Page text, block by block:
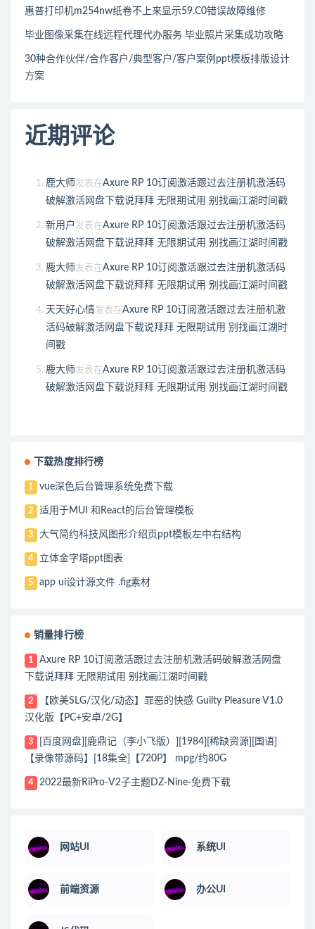
惠普打印机m254nw纸卷不上来显示59.C0错误故障维修
毕业图像采集在线远程代理代办服务 毕业照片采集成功攻略
30种合作伙伴/合作客户/典型客户/客户案例ppt模板排版设计
方案
近期评论
鹿大师发表在Axure RP 10订阅激活跟过去注册机激活码
破解激活网盘下载说拜拜 无限期试用 别找画江湖时间戳
新用户 发表在Axure RP 10订阅激活跟过去注册机激活码
破解激活网盘下载说拜拜 无限期试用 别找画江湖时间戳
鹿大师发表在Axure RP 10订阅激活跟过去注册机激活码
破解激活网盘下载说拜拜 无限期试用 别找画江湖时间戳
天天好心情发表在Axure RP 10订阅激活跟过去注册机激
活码破解激活网盘下载说拜拜 无限期试用 别找画江湖时
间戳
鹿大师发表在Axure RP 10订阅激活跟过去注册机激活码
破解激活网盘下载说拜拜 无限期试用 别找画江湖时间戳
下载热度排行榜
1 vue深色后台管理系统免费下载
2 适用于MUI 和React的后台管理模板
3 大气简约科技风图形介绍页ppt模板左中右结构
4 立体金字塔ppt图表
5 app ui设计源文件 .fig素材
销量排行榜
1
Axure RP 10订阅激活跟过去注册机激活码破解激活网盘
下载说拜拜 无限期试用 别找画江湖时间戳
2
【欧美SLG/汉化/动态】罪恶的快感 Guilty Pleasure V1.0
汉化版【PC+安卓/2G】
3
[百度网盘][鹿鼎记（李小飞版）][1984][稀缺资源][国语]
【录像带源码】[18集全]【720P】 mpg/约80G
4 2022最新RiPro-V2子主题DZ-Nine-免费下载
网站UI 系统UI
前端资源 办公UI